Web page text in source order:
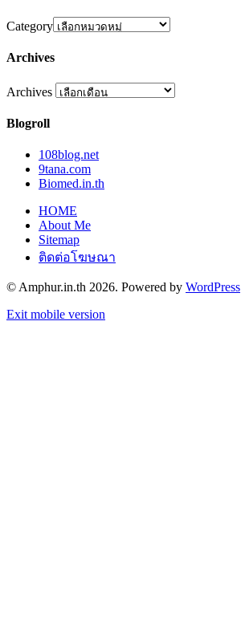
Category
Archives
Archives
Blogroll
108blog.net
9tana.com
Biomed.in.th
HOME
About Me
Sitemap
ติดต่อโฆษณา
© Amphur.in.th 2026. Powered by WordPress
Exit mobile version